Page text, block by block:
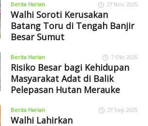
Berita Harian 27 Nov 2025
Walhi Soroti Kerusakan
Batang Toru di Tengah Banjir
Besar Sumut
Berita Harian 7 Okt 2025
Risiko Besar bagi Kehidupan
Masyarakat Adat di Balik
Pelepasan Hutan Merauke
Berita Harian 27 Sep 2025
Walhi Lahirkan